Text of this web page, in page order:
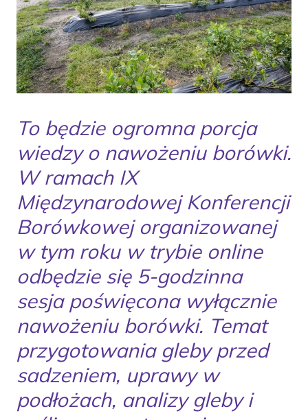
To będzie ogromna porcja
wiedzy o nawożeniu borówki.
W ramach IX
Międzynarodowej Konferencji
Borówkowej organizowanej
w tym roku w trybie online
odbędzie się 5-godzinna
sesja poświęcona wyłącznie
nawożeniu borówki. Temat
przygotowania gleby przed
sadzeniem, uprawy w
podłożach, analizy gleby i